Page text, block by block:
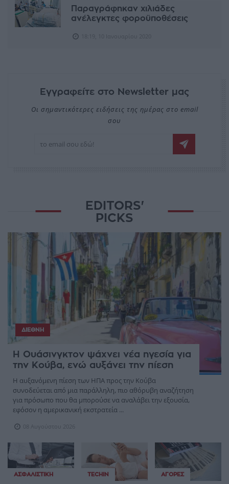
Παραγράφηκαν χιλιάδες
ανέλεγκτες φοροϋποθέσεις
Εγγραφείτε στο Newsletter μας
Οι σημαντικότερες ειδήσεις της ημέρας στο email
σου
EDITORS'
PICKS
ΔΙΕΘΝΉ
Η Ουάσινγκτον ψάχνει νέα ηγεσία για
την Κούβα, ενώ αυξάνει την πίεση
Η αυξανόμενη πίεση των ΗΠΑ προς την Κούβα
συνοδεύεται από μια παράλληλη, πιο αθόρυβη αναζήτηση
για πρόσωπο που θα μπορούσε να αναλάβει την εξουσία,
εφόσον η αμερικανική εκστρατεία ...
08 Αυγούστου 2026
ΑΣΦΑΛΙΣΤΙΚΉ TECHIN ΑΓΟΡΈΣ